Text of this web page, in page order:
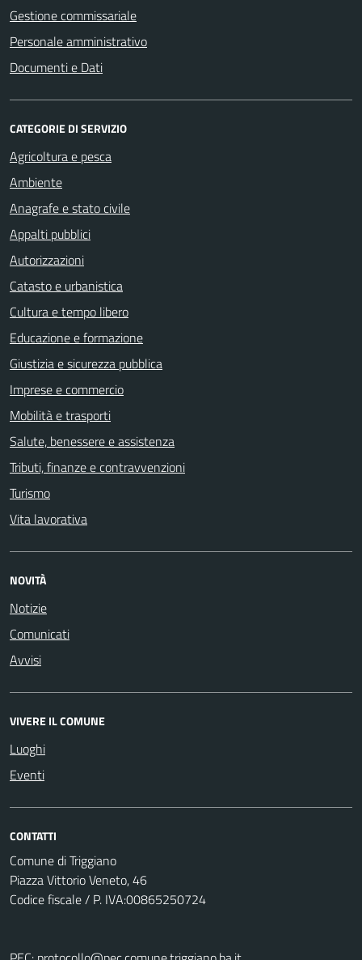
Gestione commissariale
Personale amministrativo
Documenti e Dati
CATEGORIE DI SERVIZIO
Agricoltura e pesca
Ambiente
Anagrafe e stato civile
Appalti pubblici
Autorizzazioni
Catasto e urbanistica
Cultura e tempo libero
Educazione e formazione
Giustizia e sicurezza pubblica
Imprese e commercio
Mobilità e trasporti
Salute, benessere e assistenza
Tributi, finanze e contravvenzioni
Turismo
Vita lavorativa
NOVITÀ
Notizie
Comunicati
Avvisi
VIVERE IL COMUNE
Luoghi
Eventi
CONTATTI
Comune di Triggiano
Piazza Vittorio Veneto, 46
Codice fiscale / P. IVA:00865250724